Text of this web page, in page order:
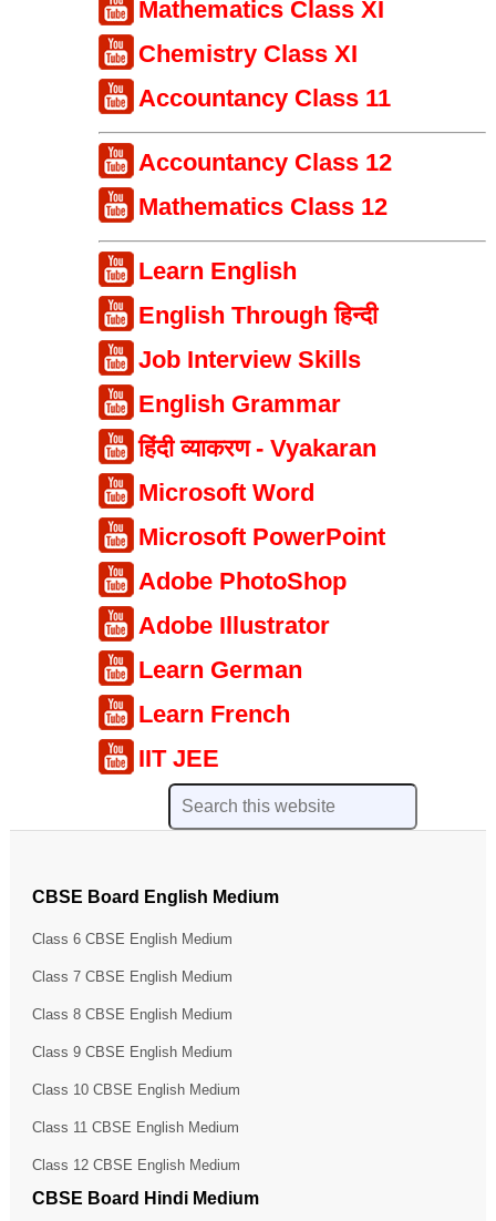
Mathematics Class XI
Chemistry Class XI
Accountancy Class 11
Accountancy Class 12
Mathematics Class 12
Learn English
English Through हिन्दी
Job Interview Skills
English Grammar
हिंदी व्याकरण - Vyakaran
Microsoft Word
Microsoft PowerPoint
Adobe PhotoShop
Adobe Illustrator
Learn German
Learn French
IIT JEE
CBSE Board English Medium
Class 6 CBSE English Medium
Class 7 CBSE English Medium
Class 8 CBSE English Medium
Class 9 CBSE English Medium
Class 10 CBSE English Medium
Class 11 CBSE English Medium
Class 12 CBSE English Medium
CBSE Board Hindi Medium